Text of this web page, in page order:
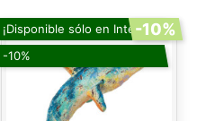
¡Disponible sólo en Internet!
-10%
-10%